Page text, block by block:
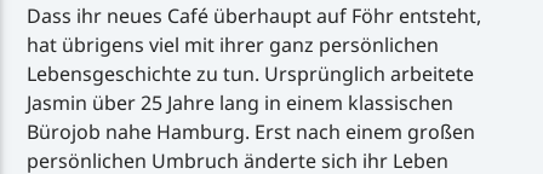
Dass ihr neues Café überhaupt auf Föhr entsteht,
hat übrigens viel mit ihrer ganz persönlichen
Lebensgeschichte zu tun. Ursprünglich arbeitete
Jasmin über 25 Jahre lang in einem klassischen
Bürojob nahe Hamburg. Erst nach einem großen
persönlichen Umbruch änderte sich ihr Leben